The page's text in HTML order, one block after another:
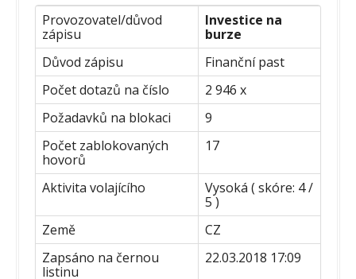
Provozovatel/důvod
zápisu
Investice na
burze
Důvod zápisu
Finanční past
Počet dotazů na číslo
2 946 x
Požadavků na blokaci
9
Počet zablokovaných
hovorů
17
Aktivita volajícího
Vysoká ( skóre: 4 /
5 )
Země
CZ
Zapsáno na černou
listinu
22.03.2018 17:09